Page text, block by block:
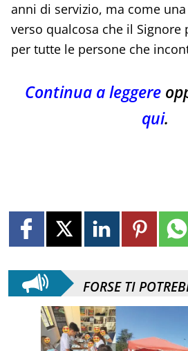
anni di servizio, ma come
verso qualcosa che il Signore
per tutte le persone che
Continua a leggere
qui.
FORSE TI